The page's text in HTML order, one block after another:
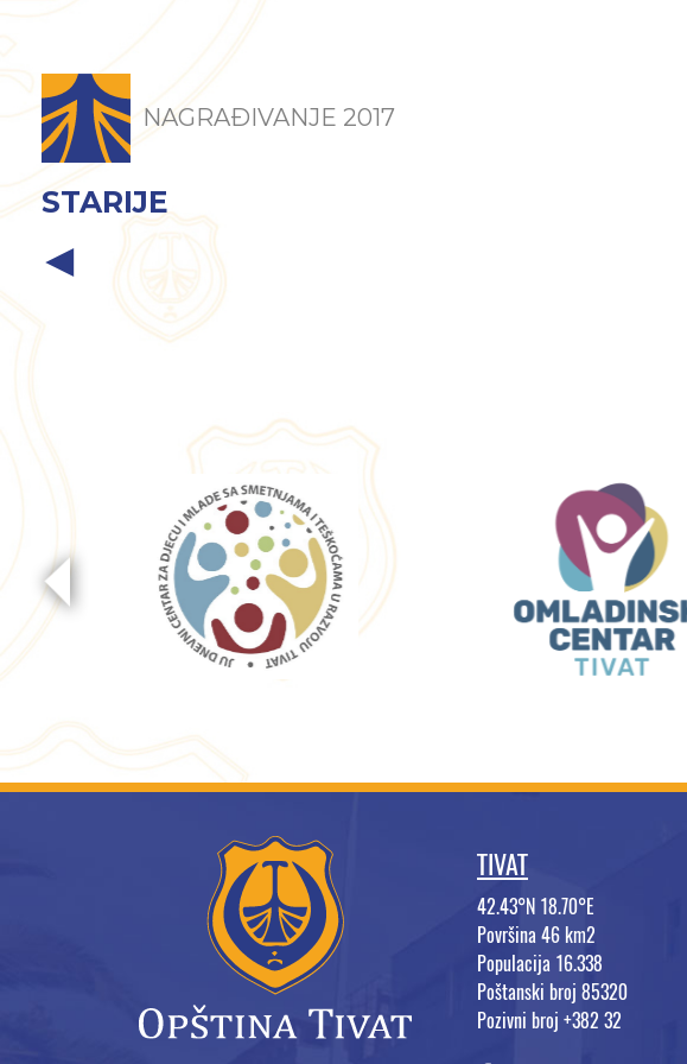
NAGRAĐIVANJE 2017
STARIJE
TIVAT
42.43°N 18.70°E
Površina 46 km2
Populacija 16.338
Poštanski broj 85320
Pozivni broj +382 32